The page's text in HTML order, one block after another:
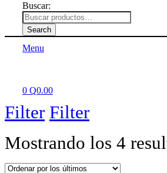
Buscar:
Search
Menu
0 Q0.00
Filter Filter
Mostrando los 4